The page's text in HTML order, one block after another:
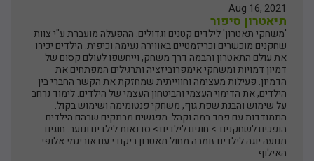
Aug 16, 2021
תיאטרון סיפור
'משחקי תאטרון' לילדים קטנים וגדולים. ההפעלה מועברת ע"י צוות
שחקנים מוכשרים וכריזמטיים באווירה נעימה וכיפית. הילדים יכירו
את עולם התאטרון והבמה דרך משחק, וייחשפו לעולם קסום של
דמיון דמויות ומשחקי אימפרוביזציה ותרגילים המפתחים את
הדמיון. פעילות מעצימה וחווייתית שמחזקת את הקשר החברי בין
הילדים, את הדימוי העצמי והביטחון העצמי של הילדים. לימוד נרחב
על שימוש והבנת שפת גוף, משחקי פנטומימה ושימוש בקול.
התמודדות עם פחד במה וקהל. מפגשים מרתקים שבהם הילדים
הופכים לשחקנים. > חוגים לילדים > סדנאות לילדים ונוער. חוגים
תנועה יוגה לילדים זומבה מחול תאטרון ריקודי עם אוריגמי אלופי
האילוף